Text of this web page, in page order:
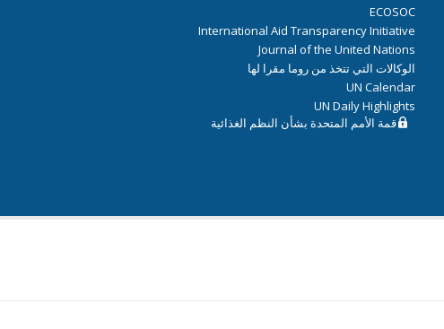
ECOSOC
International Aid Transparency Initiative
Journal of the United Nations
الوكالات التي تتخذ من روما مقرا لها
UN Calendar
UN Daily Highlights
قمة الأمم المتحدة بشأن النظم الغذائية